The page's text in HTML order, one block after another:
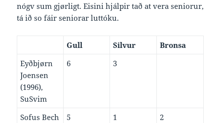
nógv sum gjørligt. Eisini hjálpir tað at vera seniorur,
tá ið so fáir seniorar luttóku.
Gull Silvur
Bronsa
Eyðbjørn
Joensen
(1996),
SuSvim
6 3
Sofus Bech
5 1 2